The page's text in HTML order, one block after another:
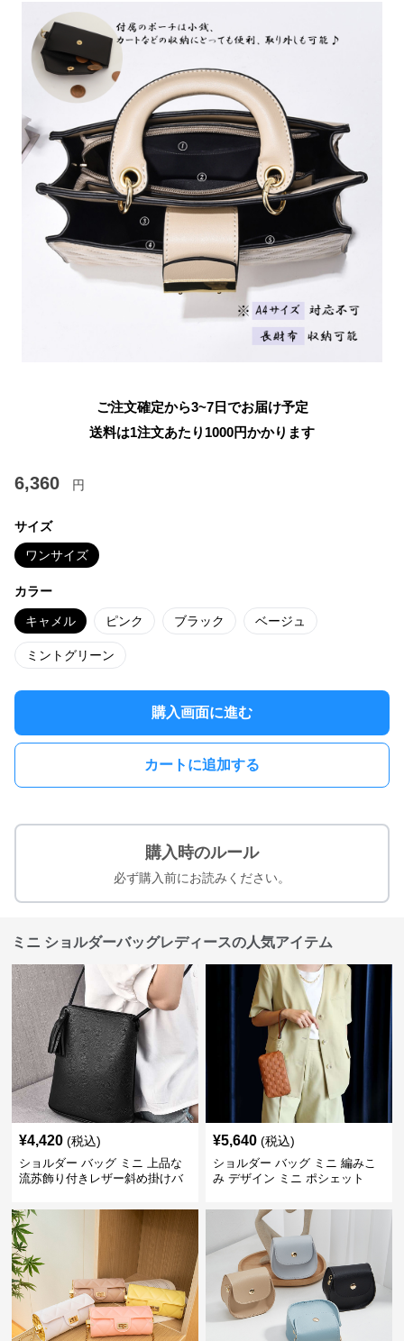
ご注文確定から3~7日でお届け予定
送料は1注文あたり 1000円かかります
6,360 円
サイズ
ワンサイズ
カラー
キャメル ピンク ブラック ベージュ
ミントグリーン
購入画面に進む
カートに追加する
購入時のルール
必ず購入前にお読みください。
ミニ ショルダーバッグレディースの人気アイテム
¥4,420 (税込)
ショルダー バッグ ミニ 上品な
流苏飾り付きレザー斜め掛けバ
¥5,640 (税込)
ショルダー バッグ ミニ 編みこ
み デザイン ミニ ポシェット